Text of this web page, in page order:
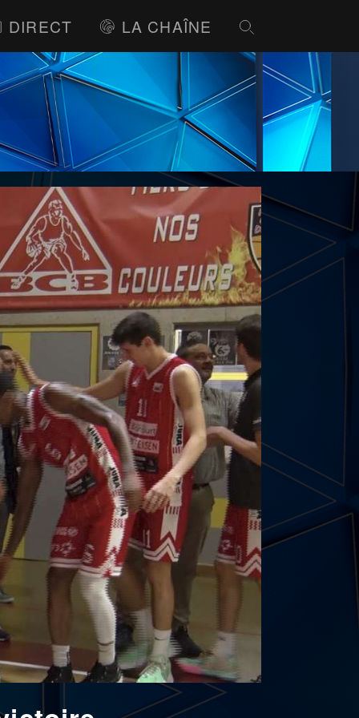
DIRECT LA CHAÎNE